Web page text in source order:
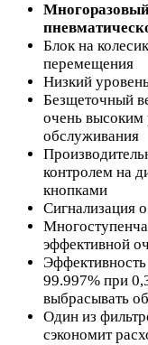
Блок на
перемещения
Низкий
Безщеточный
очень высоким
обслуживания
контролем на
кнопками
Сигнализация
эффективной
99.997% при
выбрасывать
Один из
сэкономит